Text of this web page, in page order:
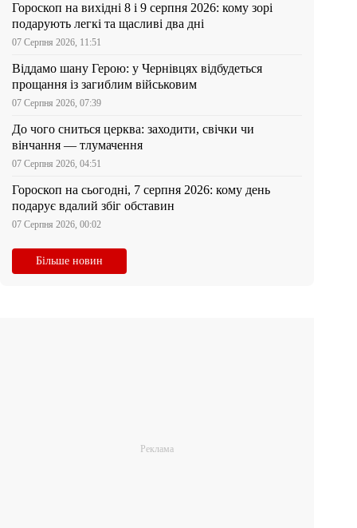
Гороскоп на вихідні 8 і 9 серпня 2026: кому зорі
подарують легкі та щасливі два дні
07 Серпня 2026, 11:51
Віддамо шану Герою: у Чернівцях відбудеться
прощання із загиблим військовим
07 Серпня 2026, 07:39
До чого сниться церква: заходити, свічки чи
вінчання — тлумачення
07 Серпня 2026, 04:51
Гороскоп на сьогодні, 7 серпня 2026: кому день
подарує вдалий збіг обставин
07 Серпня 2026, 00:02
Більше новин